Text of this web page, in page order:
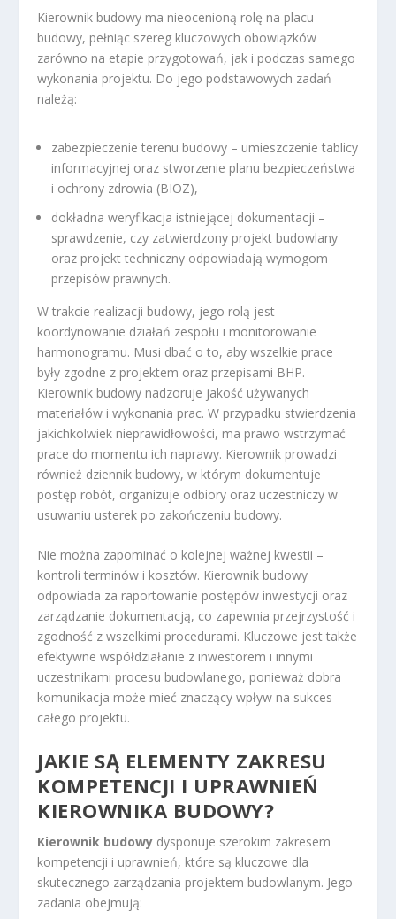
Kierownik budowy ma nieocenioną rolę na placu
budowy, pełniąc szereg kluczowych obowiązków
zarówno na etapie przygotowań, jak i podczas samego
wykonania projektu. Do jego podstawowych zadań
należą:
zabezpieczenie terenu budowy – umieszczenie tablicy
informacyjnej oraz stworzenie planu bezpieczeństwa
i ochrony zdrowia (BIOZ),
dokładna weryfikacja istniejącej dokumentacji –
sprawdzenie, czy zatwierdzony projekt budowlany
oraz projekt techniczny odpowiadają wymogom
przepisów prawnych.
W trakcie realizacji budowy, jego rolą jest
koordynowanie działań zespołu i monitorowanie
harmonogramu. Musi dbać o to, aby wszelkie prace
były zgodne z projektem oraz przepisami BHP.
Kierownik budowy nadzoruje jakość używanych
materiałów i wykonania prac. W przypadku stwierdzenia
jakichkolwiek nieprawidłowości, ma prawo wstrzymać
prace do momentu ich naprawy. Kierownik prowadzi
również dziennik budowy, w którym dokumentuje
postęp robót, organizuje odbiory oraz uczestniczy w
usuwaniu usterek po zakończeniu budowy.
Nie można zapominać o kolejnej ważnej kwestii –
kontroli terminów i kosztów. Kierownik budowy
odpowiada za raportowanie postępów inwestycji oraz
zarządzanie dokumentacją, co zapewnia przejrzystość i
zgodność z wszelkimi procedurami. Kluczowe jest także
efektywne współdziałanie z inwestorem i innymi
uczestnikami procesu budowlanego, ponieważ dobra
komunikacja może mieć znaczący wpływ na sukces
całego projektu.
JAKIE SĄ ELEMENTY ZAKRESU
KOMPETENCJI I UPRAWNIEŃ
KIEROWNIKA BUDOWY?
Kierownik budowy dysponuje szerokim zakresem
kompetencji i uprawnień, które są kluczowe dla
skutecznego zarządzania projektem budowlanym. Jego
zadania obejmują: